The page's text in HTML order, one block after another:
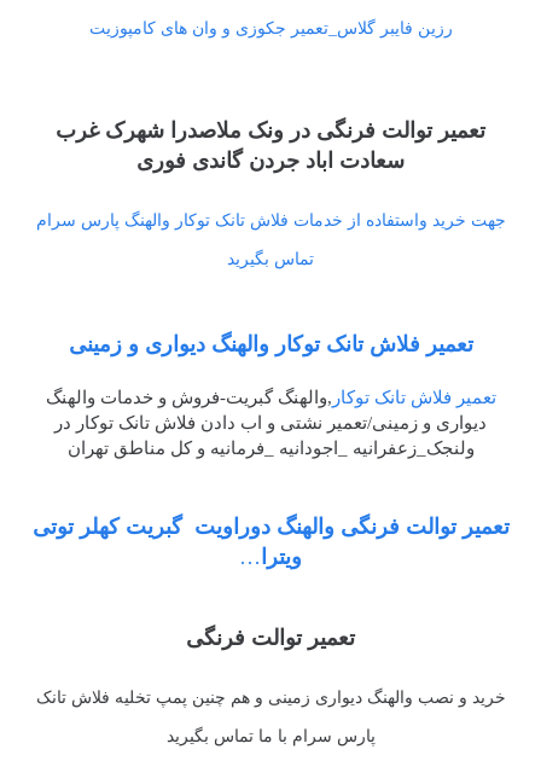
رزین فایبر گلاس_تعمیر جکوزی و وان های کامپوزیت
تعمیر توالت فرنگی در ونک ملاصدرا شهرک غرب
سعادت اباد جردن گاندی فوری
جهت خرید واستفاده از خدمات فلاش تانک توکار والهنگ پارس سرام
تماس بگیرید
تعمیر فلاش تانک توکار والهنگ دیواری و زمینی
تعمیر فلاش تانک توکار ,والهنگ گبریت-فروش و خدمات والهنگ
دیواری و زمینی/تعمیر نشتی و اب دادن فلاش تانک توکار در
ولنجک_زعفرانیه _اجودانیه _فرمانیه و کل مناطق تهران
تعمیر توالت فرنگی والهنگ دوراویت گبریت کهلر توتی
ویترا …
تعمیر توالت فرنگی
خرید و نصب والهنگ دیواری زمینی و هم چنین پمپ تخلیه فلاش تانک
پارس سرام با ما تماس بگیرید